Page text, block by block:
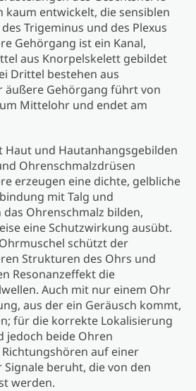
kaum entwickelt, die sensiblen
Trigeminus und des Plexus
Gehörgang ist ein Kanal,
aus Knorpelskelett gebildet
Drittel bestehen aus
äußere Gehörgang führt von
Mittelohr und endet am
Haut und Hautanhangsgebilden
Ohrenschmalzdrüsen
erzeugen eine dichte, gelbliche
mit Talg und
Ohrenschmalz bilden,
eine Schutzwirkung ausübt.
schützt der
Strukturen des Ohrs und
Resonanzeffekt die
Auch mit nur einem Ohr
aus der ein Geräusch kommt,
für die korrekte Lokalisierung
jedoch beide Ohren
auf einer
beruht, die von den
werden.